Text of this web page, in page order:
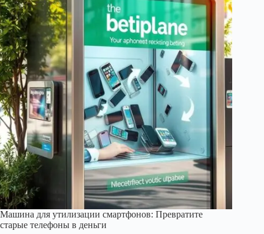
Машина для утилизации смартфонов: Превратите
старые телефоны в деньги